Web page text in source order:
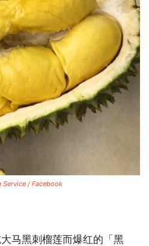
Service / Facebook
马黑刺榴莲而爆红的「黑